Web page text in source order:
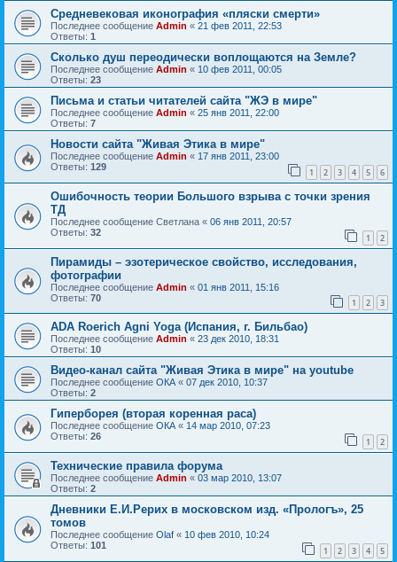
Средневековая иконография «пляски смерти»
Последнее сообщение Admin « 21 фев 2011, 22:53
Ответы: 1
Сколько душ переодически воплощаются на Земле?
Последнее сообщение Admin « 10 фев 2011, 00:05
Ответы: 23
Письма и статьи читателей сайта "ЖЭ в мире"
Последнее сообщение Admin « 25 янв 2011, 22:00
Ответы: 7
Новости сайта "Живая Этика в мире"
Последнее сообщение Admin « 17 янв 2011, 23:00
Ответы: 129 1 2 3 4 5 6
Ошибочность теории Большого взрыва с точки зрения
ТД
Последнее сообщение Светлана « 06 янв 2011, 20:57
Ответы: 32 1 2
Пирамиды – эзотерическое свойство, исследования,
фотографии
Последнее сообщение Admin « 01 янв 2011, 15:16
Ответы: 70 1 2 3
ADA Roerich Agni Yoga (Испания, г. Бильбао)
Последнее сообщение Admin « 23 дек 2010, 18:31
Ответы: 10
Видео-канал сайта "Живая Этика в мире" на youtube
Последнее сообщение ОКА « 07 дек 2010, 10:37
Ответы: 2
Гиперборея (вторая коренная раса)
Последнее сообщение ОКА « 14 мар 2010, 07:23
Ответы: 26 1 2
Технические правила форума
Последнее сообщение Admin « 03 мар 2010, 13:07
Ответы: 2
Дневники Е.И.Рерих в московском изд. «Прологъ», 25
томов
Последнее сообщение Olaf « 10 фев 2010, 10:24
Ответы: 101 1 2 3 4 5